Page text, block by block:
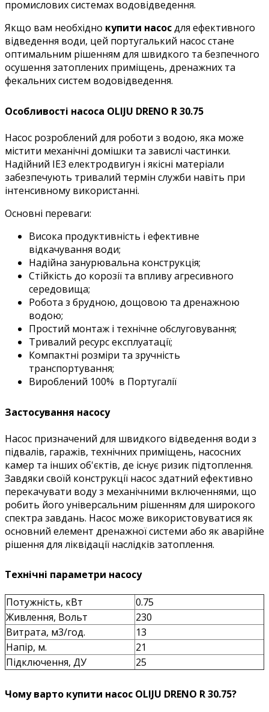
промислових системах водовідведення.
Якщо вам необхідно купити насосдля ефективного
відведення води, цей португалький насос стане
оптимальним рішенням для швидкого та безпечного
осушення затоплених приміщень, дренажних та
фекальних систем водовідведення.
Особливості насоса OLIJU DRENO R 30.75
Насос розроблений для роботи з водою, яка може
містити механічні домішки та завислі частинки.
Надійний IE3 електродвигун і якісні матеріали
забезпечують тривалий термін служби навіть при
інтенсивному використанні.
Основні переваги:
Висока продуктивність і ефективне
відкачування води;
Надійна занурювальна конструкція;
Стійкість до корозії та впливу агресивного
середовища;
Робота з брудною, дощовою та дренажною
водою;
Простий монтаж і технічне обслуговування;
Тривалий ресурс експлуатації;
Компактні розміри та зручність
транспортування;
Вироблений 100% в Португалії
Застосування насосу
Насос призначений для швидкого відведення води з
підвалів, гаражів, технічних приміщень, насосних
камер та інших об'єктів, де існує ризик підтоплення.
Завдяки своїй конструкції насос здатний ефективно
перекачувати воду з механічними включеннями, що
робить його універсальним рішенням для широкого
спектра завдань. Насос може використовуватися як
основний елемент дренажної системи або як аварійне
рішення для ліквідації наслідків затоплення.
Технічні параметри насосу
Потужність, кВт
0.75
Живлення, Вольт
230
Витрата, м3/год.
13
Напір, м.
21
Підключення, ДУ
25
Чому варто купити насос OLIJU DRENO R 30.75?